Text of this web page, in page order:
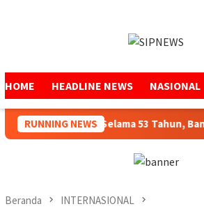
HOME HEADLINE NEWS NASIONAL
RUNNING NEWS
Amanah Selama 53 Tahun, Bank
Beranda INTERNASIONAL